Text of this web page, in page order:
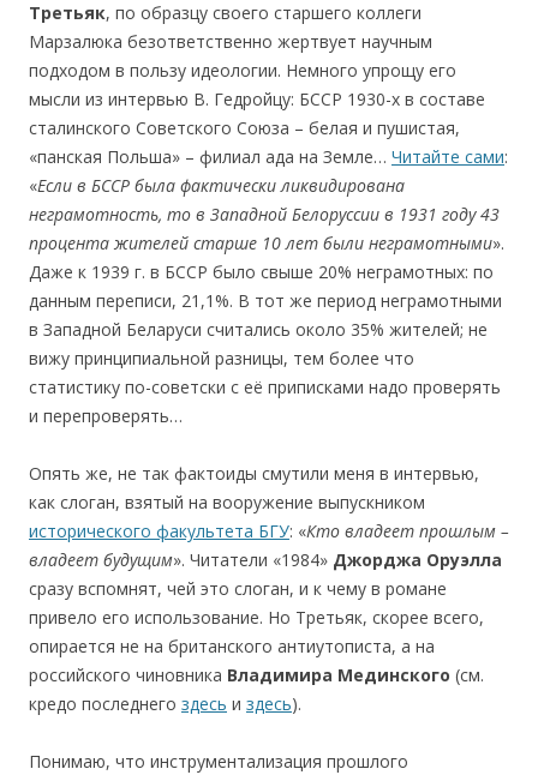
Третьяк, по образцу своего старшего коллеги
Марзалюка безответственно жертвует научным
подходом в пользу идеологии. Немного упрощу его
мысли из интервью В. Гедройцу: БССР 1930-х в составе
сталинского Советского Союза – белая и пушистая,
«панская Польша» – филиал ада на Земле… Читайте сами:
«Если в БССР была фактически ликвидирована
неграмотность, то в Западной Белоруссии в 1931 году 43
процента жителей старше 10 лет были неграмотными».
Даже к 1939 г. в БССР было свыше 20% неграмотных: по
данным переписи, 21,1%. В тот же период неграмотными
в Западной Беларуси считались около 35% жителей; не
вижу принципиальной разницы, тем более что
статистику по-советски с её приписками надо проверять
и перепроверять…
Опять же, не так фактоиды смутили меня в интервью,
как слоган, взятый на вооружение выпускником
исторического факультета БГУ: «Кто владеет прошлым –
владеет будущим». Читатели «1984» Джорджа Оруэлла
сразу вспомнят, чей это слоган, и к чему в романе
привело его использование. Но Третьяк, скорее всего,
опирается не на британского антиутописта, а на
российского чиновника Владимира Мединского (см.
кредо последнего здесь и здесь).
Понимаю, что инструментализация прошлого